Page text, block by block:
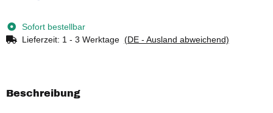
Sofort bestellbar
Lieferzeit: 1 - 3 Werktage (DE - Ausland abweichend)
Beschreibung